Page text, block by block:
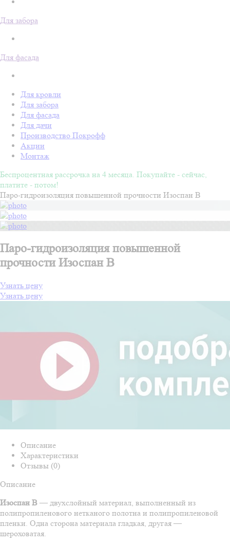
Для забора
Для фасада
Для кровли
Для забора
Для фасада
Для дачи
Производство Покрофф
Акции
Монтаж
Беспроцентная рассрочка на 4 месяца. Покупайте - сейчас,
платите - потом!
Паро-гидроизоляция повышенной прочности Изоспан B
Паро-гидроизоляция повышенной
прочности Изоспан B
Узнать цену
Узнать цену
Описание
Характеристики
Отзывы (0)
Описание
Изоспан В — двухслойный материал, выполненный из
полипропиленового нетканого полотна и полипропиленовой
пленки. Одна сторона материала гладкая, другая —
шероховатая.